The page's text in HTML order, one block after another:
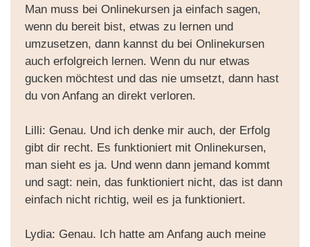
Man muss bei Onlinekursen ja einfach sagen,
wenn du bereit bist, etwas zu lernen und
umzusetzen, dann kannst du bei Onlinekursen
auch erfolgreich lernen. Wenn du nur etwas
gucken möchtest und das nie umsetzt, dann hast
du von Anfang an direkt verloren.
Lilli: Genau. Und ich denke mir auch, der Erfolg
gibt dir recht. Es funktioniert mit Onlinekursen,
man sieht es ja. Und wenn dann jemand kommt
und sagt: nein, das funktioniert nicht, das ist dann
einfach nicht richtig, weil es ja funktioniert.
Lydia: Genau. Ich hatte am Anfang auch meine